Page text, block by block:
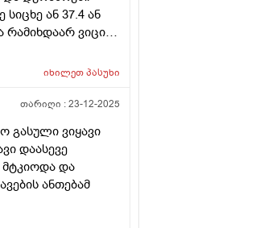
ან 37.4 ან
რამიხდაარ ვიცი
ხოლი
გუშინ
მიჭირდა
ვალმოქსი ) რიცა
არ
რჩევით სოკოს
სოკოზე როცა
იხილეთპასუხი
თარიღი :23-12-2025
გასული ვიყავი
დაასევე
მტკიოდა და
ანთებამ